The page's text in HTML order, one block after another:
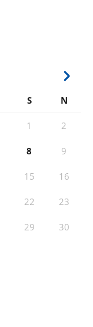
S N
1 2
8 9
15 16
22 23
29 30